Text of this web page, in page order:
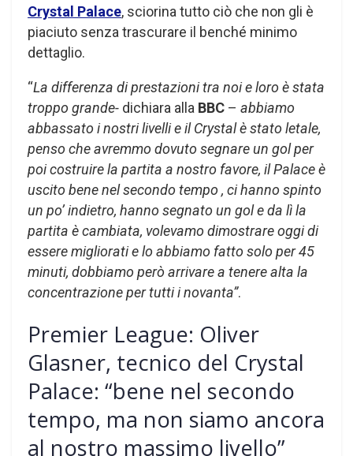
Crystal Palace, sciorina tutto ciò che non gli è
piaciuto senza trascurare il benché minimo
dettaglio.
“La differenza di prestazioni tra noi e loro è stata
troppo grande- dichiara alla BBC – abbiamo
abbassato i nostri livelli e il Crystal è stato letale,
penso che avremmo dovuto segnare un gol per
poi costruire la partita a nostro favore, il Palace è
uscito bene nel secondo tempo , ci hanno spinto
un po’ indietro, hanno segnato un gol e da lì la
partita è cambiata, volevamo dimostrare oggi di
essere migliorati e lo abbiamo fatto solo per 45
minuti, dobbiamo però arrivare a tenere alta la
concentrazione per tutti i novanta”.
Premier League: Oliver
Glasner, tecnico del Crystal
Palace: “bene nel secondo
tempo, ma non siamo ancora
al nostro massimo livello”